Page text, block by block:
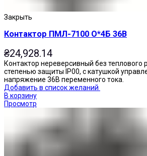
Закрыть
Контактор ПМЛ-7100 О*4Б 36В
₴24,928.14
Контактор нереверсивный без теплового
степенью защиты IP00, с катушкой
напряжение 36В переменного тока.
Добавить в список желаний
В корзину
Просмотр